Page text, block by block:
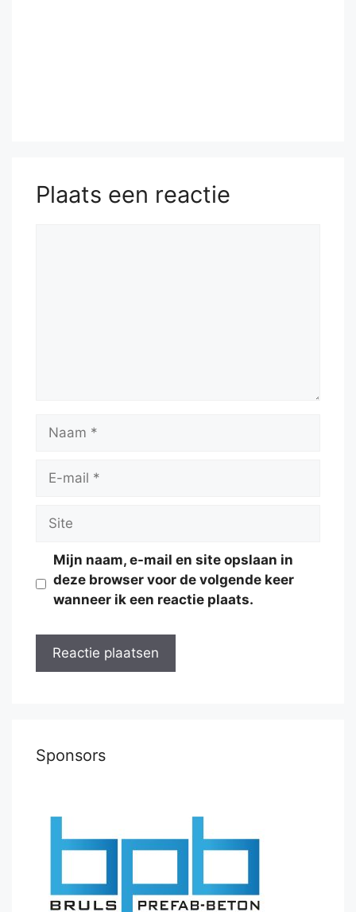
Plaats een reactie
Naam
Site
Mijn naam, e-mail en site opslaan in
deze browser voor de volgende keer
wanneer ik een reactie plaats.
Sponsors